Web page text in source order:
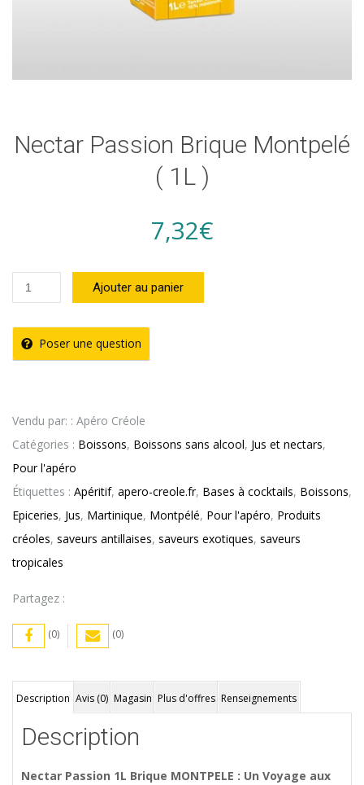
Nectar Passion Brique Montpelé
( 1L )
7,32€
quantité
de
Nectar
Passion
(
1L
)
Ajouter au panier
Poser une question
Vendu par: : Apéro Créole
Catégories : Boissons, Boissons sans alcool, Jus et nectars,
Pour l'apéro
Étiquettes : Apéritif, apero-creole.fr, Bases à cocktails, Boissons,
Epiceries, Jus, Martinique, Montpélé, Pour l'apéro, Produits
créoles, saveurs antillaises, saveurs exotiques, saveurs
tropicales
Partagez :
(0) (0)
Description Avis (0) Magasin Plus d'offres Renseignements
Description
Nectar Passion 1L Brique MONTPELE : Un Voyage aux